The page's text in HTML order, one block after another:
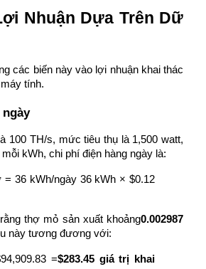
Nhuận Dựa Trên Dữ
các biến này vào lợi nhuận khai thác
tính.
100 TH/s, mức tiêu thụ là 1,500 watt,
kWh, chi phí điện hàng ngày là:
= 36 kWh/ngày 36 kWh × $0.12
thợ mỏ sản xuất khoảng0.002987
này tương đương với:
=$283.45 giá trị khai